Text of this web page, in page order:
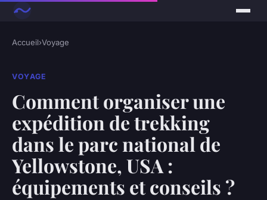
Accueil›Voyage
VOYAGE
Comment organiser une
expédition de trekking
dans le parc national de
Yellowstone, USA :
équipements et conseils ?